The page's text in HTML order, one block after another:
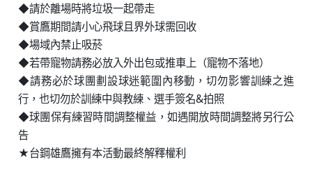
◆請於離場時將垃圾一起帶走
◆賞鷹期間請小心飛球且界外球需回收
◆場域內禁止吸菸
◆若帶寵物請務必放入外出包或推車上（寵物不落地）
◆請務必於球團劃設球迷範圍內移動，切勿影響訓練之進
行，也切勿於訓練中與教練、選手簽名&拍照
◆球團保有練習時間調整權益，如遇開放時間調整將另行公
告
★台鋼雄鷹擁有本活動最終解釋權利